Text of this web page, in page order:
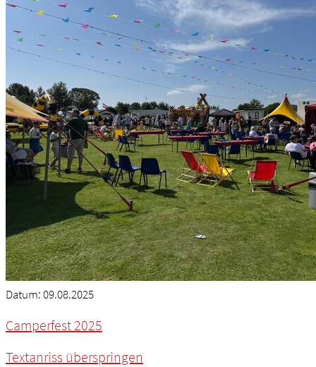
Datum:09.08.2025
Camperfest 2025
Textanriss überspringen